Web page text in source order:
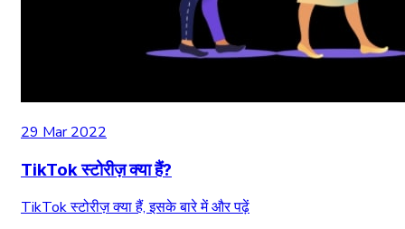
29 Mar 2022
TikTok स्टोरीज़ क्या हैं?
TikTok स्टोरीज़ क्या हैं, इसके बारे में और पढ़ें